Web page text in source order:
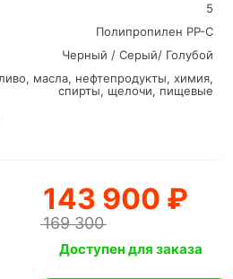
5
Полипропилен PP-C
Черный / Серый/ Голубой
масла, нефтепродукты, химия,
спирты, щелочи, пищевые
143 900 ₽
169 300
Доступен для заказа